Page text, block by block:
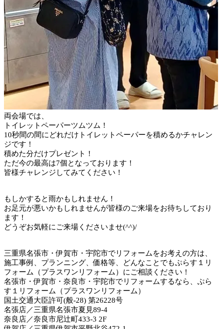
両会場では、
トイレットペーパーツムツム！
10秒間の間にどれだけトイレットペーパーを積めるかチャレン
ジです！
積めた分だけプレゼント！
ただ今の最高は7個となっております！
皆様チャレンジしてみてください！
もしかすると雨かもしれません！
お足元が悪いかもしれませんが皆様のご来場をお待ちしており
ます！
どうぞお気軽にご来場くださいませ(^^)/
三重県名張市・伊賀市・宇陀市でリフォームをお考えの方は、
施工事例、プランニング、価格等、どんなことでもぷらす１リ
フォーム（プラスワンリフォーム）にご相談ください！
名張市・伊賀市・奈良市・宇陀市でリフォームするなら、ぷら
す１リフォーム（プラスワンリフォーム）
国土交通大臣許可(般-28) 第26228号
名張店／三重県名張市夏見89-4
奈良店／奈良市尼辻町433-3 2F